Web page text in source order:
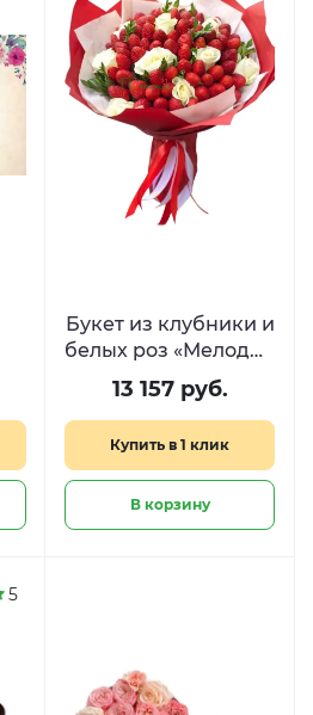
Букет из клубники и
белых роз «Мелодия
вкуса»
13 157 руб.
Купить в 1 клик
В корзину
5